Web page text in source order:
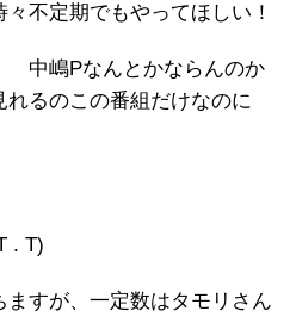
々不定期でもやってほしい！
中嶋Pなんとかならんのか
れるのこの番組だけなのに
. T)
すが、一定数はタモリさん